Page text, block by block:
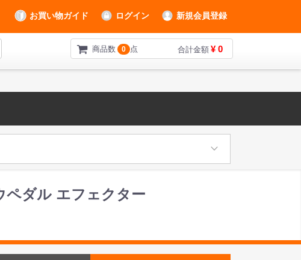
お買い物ガイド ログイン 新規会員登録
商品数 0 点 合計金額 ¥ 0
ペダル エフェクター